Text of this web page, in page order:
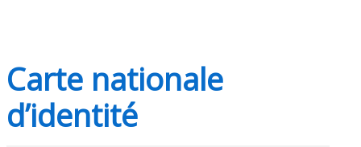
Carte nationale
d’identité